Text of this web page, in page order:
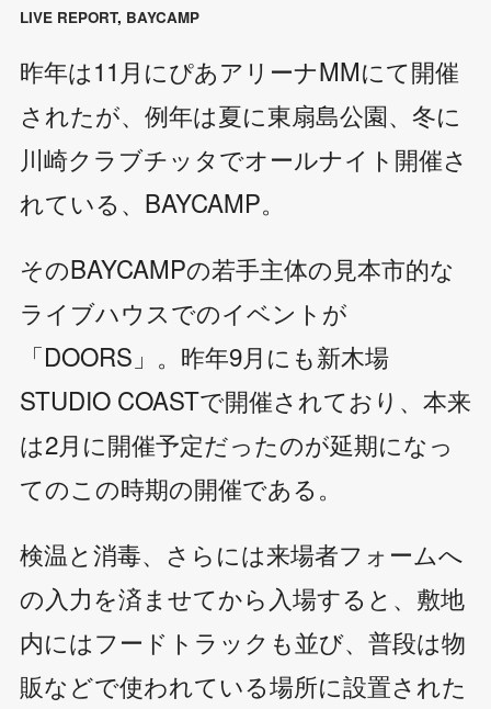
LIVE REPORT, BAYCAMP
昨年は11月にぴあアリーナMMにて開催
されたが、例年は夏に東扇島公園、冬に
川崎クラブチッタでオールナイト開催さ
れている、BAYCAMP。
そのBAYCAMPの若手主体の見本市的な
ライブハウスでのイベントが
「DOORS」。昨年9月にも新木場
STUDIO COASTで開催されており、本来
は2月に開催予定だったのが延期になっ
てのこの時期の開催である。
検温と消毒、さらには来場者フォームへ
の入力を済ませてから入場すると、敷地
内にはフードトラックも並び、普段は物
販などで使われている場所に設置された